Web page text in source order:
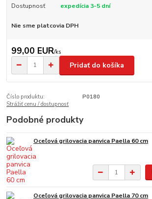
Dostupnosť expedícia 3-5 dní
Nie sme platcovia DPH
99,00 EUR/ks
Pridať do košíka
Číslo produktu:
P0180
Strážiť cenu / dostupnosť
Podobné produkty
Oceľová grilovacia panvica Paella 60 cm
Oceľová grilovacia panvica Paella 70 cm